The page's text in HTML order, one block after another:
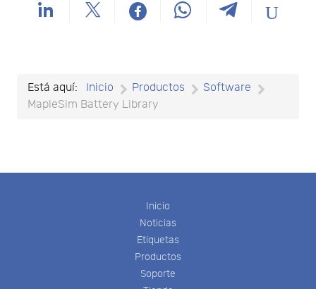
Está aquí: Inicio Productos
Software
MapleSim Battery Library
Inicio
Noticias
Etiquetas
Productos
Soporte